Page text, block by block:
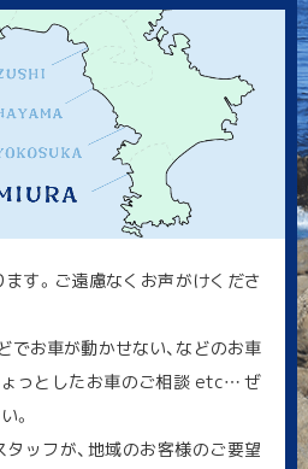
す。ご遠慮なくお声がけくださ
でお車が動かせない、などのお車
ょっとしたお車のご相談 etc… ぜ
。
ッフが、地域のお客様のご要望